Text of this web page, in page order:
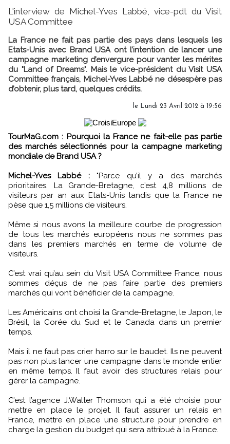
L'interview de Michel-Yves Labbé, vice-pdt du Visit
USA Committee
La France ne fait pas partie des pays dans lesquels les
Etats-Unis avec Brand USA ont l’intention de lancer une
campagne marketing d’envergure pour vanter les mérites
du "Land of Dreams". Mais le vice-président du Visit USA
Committee français, Michel-Yves Labbé ne désespère pas
d’obtenir, plus tard, quelques crédits.
le Lundi 23 Avril 2012 à 19:56
TourMaG.com : Pourquoi la France ne fait-elle pas partie
des marchés sélectionnés pour la campagne marketing
mondiale de Brand USA ?
Michel-Yves Labbé :"Parce qu’il y a des marchés
prioritaires. La Grande-Bretagne, c’est 4,8 millions de
visiteurs par an aux Etats-Unis tandis que la France ne
pèse que 1,5 millions de visiteurs.
Même si nous avons la meilleure courbe de progression
de tous les marchés européens nous ne sommes pas
dans les premiers marchés en terme de volume de
visiteurs.
C’est vrai qu’au sein du Visit USA Committee France, nous
sommes déçus de ne pas faire partie des premiers
marchés qui vont bénéficier de la campagne.
Les Américains ont choisi la Grande-Bretagne, le Japon, le
Brésil, la Corée du Sud et le Canada dans un premier
temps.
Mais il ne faut pas crier harro sur le baudet. Ils ne peuvent
pas non plus lancer une campagne dans le monde entier
en même temps. Il faut avoir des structures relais pour
gérer la campagne.
C’est l’agence J.Walter Thomson qui a été choisie pour
mettre en place le projet. Il faut assurer un relais en
France, mettre en place une structure pour prendre en
charge la gestion du budget qui sera attribué à la France.